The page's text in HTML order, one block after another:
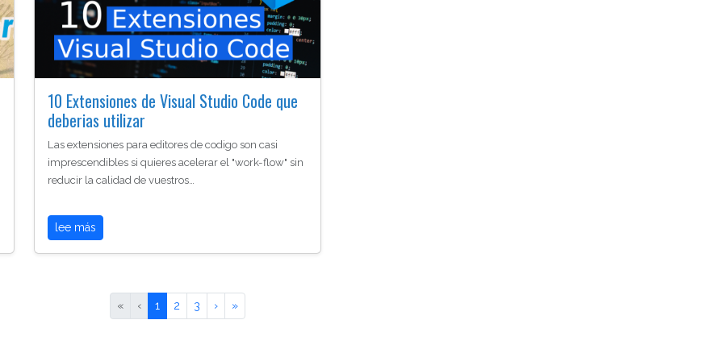
10 Extensiones de Visual Studio Code que
deberias utilizar
Las extensiones para editores de codigo son casi
imprescendibles si quieres acelerar el "work-flow" sin
reducir la calidad de vuestros…
lee más
« ‹ 1 2 3 › »